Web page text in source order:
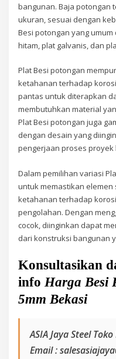
bangunan. Baja potongan
ukuran, sesuai dengan
Besi potongan yang
hitam, plat galvanis, dan
Plat Besi potongan
ketahanan terhadap
pantas untuk diterapkan
membutuhkan material
Plat Besi potongan juga
dengan desain yang
pengerjaan proses proyek
Dalam pemilihan variasi
untuk memastikan elemen
ketahanan terhadap
pengolahan. Dengan
cocok, diinginkan dapat
dari konstruksi bangunan
Konsultasikan
info Harga Besi
5mm Bekasi
ASIA Jaya Steel
Email :